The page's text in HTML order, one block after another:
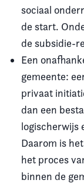
sociaal
de start.
de subsidie-
Een
gemeente:
privaat
dan een
logischerwijs
Daarom is
het proces
binnen de